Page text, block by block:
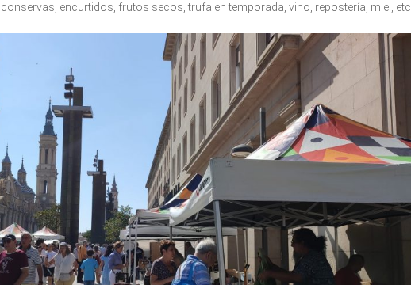
encurtidos, frutos secos, trufa en temporada, vino, repostería, miel, etc.